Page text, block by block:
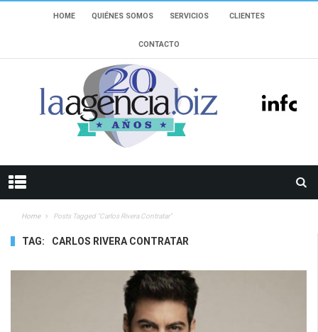
HOME QUIÉNES SOMOS SERVICIOS CLIENTES
CONTACTO
Home Posts Tagged "Carlos Rivera Contratar"
TAG: CARLOS RIVERA CONTRATAR